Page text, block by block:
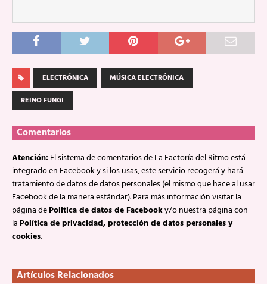
ELECTRÓNICA
MÚSICA ELECTRÓNICA
REINO FUNGI
Comentarios
Atención:El sistema de comentarios de La Factoría del Ritmo está
integrado en Facebook y si los usas, este servicio recogerá y hará
tratamiento de datos de datos personales (el mismo que hace al usar
Facebook de la manera estándar). Para más información visitar la
página dePolitica de datos de Facebooky/o nuestra página con
laPolítica de privacidad, protección de datos personales y
cookies.
Artículos Relacionados